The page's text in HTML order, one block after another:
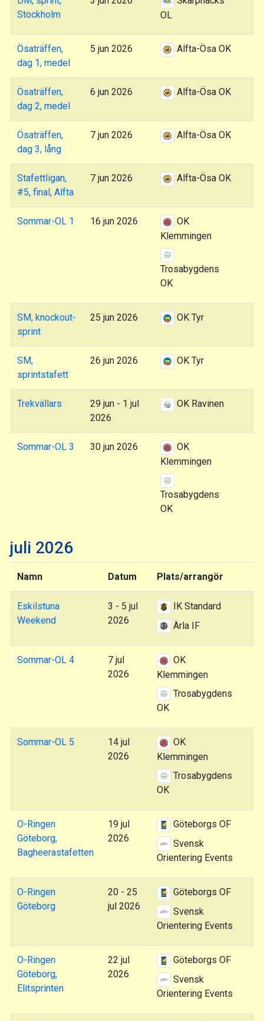
Stockholm
OL
Ösaträffen,
dag 1, medel
5 jun 2026 Alfta-Ösa OK
Ösaträffen,
dag 2, medel
6 jun 2026 Alfta-Ösa OK
Ösaträffen,
dag 3, lång
7 jun 2026 Alfta-Ösa OK
Stafettligan,
#5, final, Alfta
7 jun 2026 Alfta-Ösa OK
Sommar-OL 1 16 jun 2026
OK
Klemmingen
Trosabygdens
OK
SM, knockout-
sprint
25 jun 2026 OK Tyr
SM,
sprintstafett
26 jun 2026 OK Tyr
Trekvällars
29 jun - 1 jul
2026
OK Ravinen
Sommar-OL 3 30 jun 2026
OK
Klemmingen
Trosabygdens
OK
juli 2026
Namn Datum Plats/arrangör
Eskilstuna
Weekend
3 - 5 jul
2026
IK Standard
Ärla IF
Sommar-OL 4
7 jul
2026
OK
Klemmingen
Trosabygdens
OK
Sommar-OL 5
14 jul
2026
OK
Klemmingen
Trosabygdens
OK
O-Ringen
Göteborg,
Bagheerastafetten
19 jul
2026
Göteborgs OF
Svensk
Orientering Events
O-Ringen
Göteborg
20 - 25
jul 2026
Göteborgs OF
Svensk
Orientering Events
O-Ringen
Göteborg,
Elitsprinten
22 jul
2026
Göteborgs OF
Svensk
Orientering Events